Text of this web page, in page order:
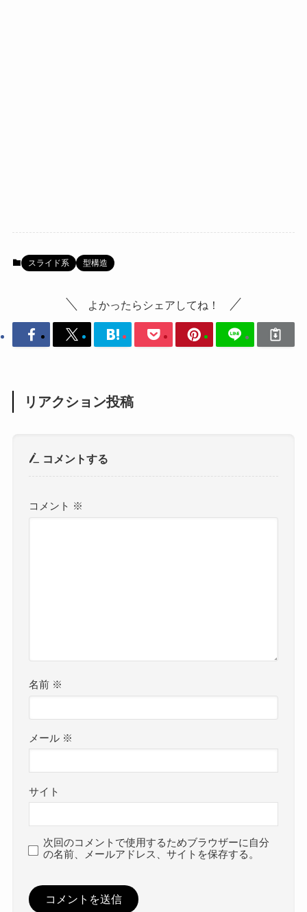
スライド系 型構造
よかったらシェアしてね！
リアクション投稿
コメントする
コメント ※
名前 ※
メール ※
サイト
次回のコメントで使用するためブラウザーに自分
の名前、メールアドレス、サイトを保存する。